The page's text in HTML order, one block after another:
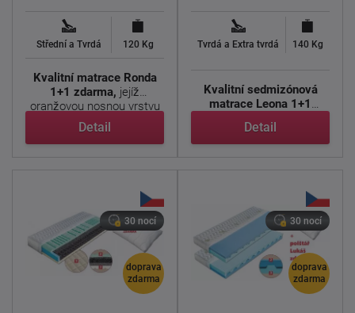
Střední a Tvrdá 120 Kg
Kvalitní matrace Ronda
1+1 zdarma, jejíž
oranžovou nosnou vrstvu
tvoří ...
Detail
Tvrdá a Extra tvrdá 140 Kg
Kvalitní sedmizónová
matrace Leona 1+1
Detail
doprava
zdarma
30 nocí
doprava
zdarma
30 nocí